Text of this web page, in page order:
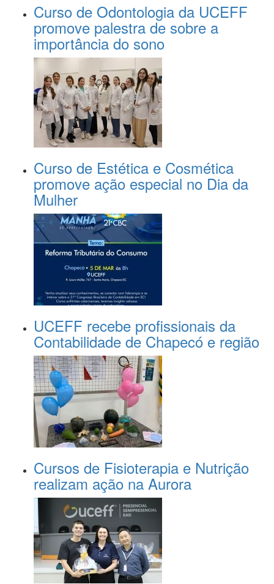
Curso de Odontologia da UCEFF
promove palestra de sobre a
importância do sono
Curso de Estética e Cosmética
promove ação especial no Dia da
Mulher
UCEFF recebe profissionais da
Contabilidade de Chapecó e região
Cursos de Fisioterapia e Nutrição
realizam ação na Aurora